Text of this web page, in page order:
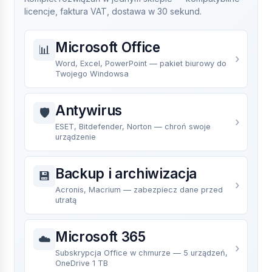
20–50 zł to najczęściej:
Klucze MAK z wycieków wolumenowych—
działają chwilowo, po kilku tygodniach
Microsoft deaktywuje serwer aktywacyjny i
system pokazuje „nie aktywny”.
Klucze edukacyjne / Dreamspark / Imagine
— sprzedawane bez prawa do dalszej
odsprzedaży, kupujący traci licencję przy
pierwszym audycie.
Klucze pochodzące z krajów spoza EOG
(Indie, Rosja, Chiny) — niedopuszczone do
obrotu w Unii Europejskiej.
Klucze fałszywewygenerowane
automatycznie — działają godziny, nie dni.
pochodzące z autoryzowanych kanałów
dystrybucji w UE, weryfikowane przed wysyłką.
Każda transakcja ma fakturę VAT od Selected
licencje, faktura VAT, dostawa w 30 sekund.
📊 Microsoft Office
Word, Excel, PowerPoint — pakiet biurowy do
Twojego Windowsa
›
🛡️ Antywirus
ESET, Bitdefender, Norton — chroń swoje
urządzenie
›
💾 Backup i archiwizacja
Acronis, Macrium — zabezpiecz dane przed
utratą
›
☁️ Microsoft 365
Subskrypcja Office w chmurze — 5 urządzeń,
OneDrive 1 TB
›